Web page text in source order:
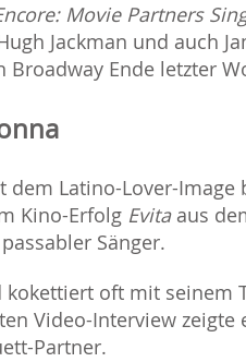
Movie Partners
Jackman und auch
Ende letzter
dem Latino-Lover-
Kino-Erfolg Evitaaus
Sänger.
oft mit seinem
Video-Interview
Partner.